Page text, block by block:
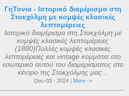
ΓηΤονια - Ιστορικό διαμέρισμα στη
Στοκχόλμη με κομψές κλασικές
λεπτομέρειες
Ιστορικό διαμέρισμα στη Στοκχόλμη με
κομψές κλασικές λεπτομέρειες
(1880)Πολλές κομψές κλασικές
λεπτομέρειες και vintage κομμάτια στο
εσωτερικό αυτού του διαμερίσματος στο
κέντρο της Στοκχόλμης μας...
Dec-03 - 2024 | More ->